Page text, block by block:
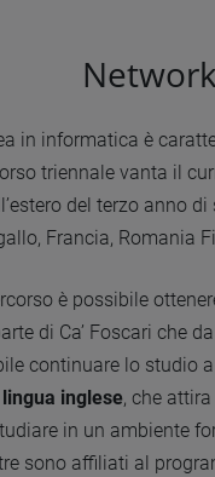
in informatica è
triennale vanta il
del terzo anno
Francia, Romania
è possibile
di Ca’ Foscari che
continuare lo studio
lingua inglese, che
in un ambiente
sono affiliati al